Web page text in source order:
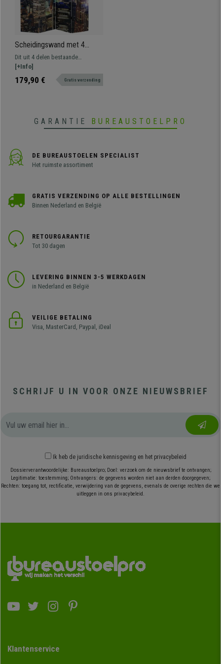
Scheidingswand met 4
panelen LED CITY,
180x160x2,5cm, Zeer
Dit uit 4 delen bestaande
kamerscherm LED CITY combineert
design en functionaliteit. Perfect
om ruimtes onder te verdelen en te
[+Info]
179,90 € Gratis verzending
GARANTIE BUREAUSTOELPRO
DE BUREAUSTOELEN SPECIALIST
Het ruimste assortiment
GRATIS VERZENDING OP ALLE BESTELLINGEN
Binnen Nederland en België
RETOURGARANTIE
Tot 30 dagen
LEVERING BINNEN 3-5 WERKDAGEN
in Nederland en België
VEILIGE BETALING
Visa, MasterCard, Paypal, iDeal
SCHRIJF U IN VOOR ONZE NIEUWSBRIEF
Ik heb de juridische kennisgeving en het privacybeleid
Dossierverantwoordelijke: Bureaustoelpro; Doel: verzoek om de nieuwsbrief te ontvangen;
Legitimatie: toestemming; Ontvangers: de gegevens worden niet aan derden doorgegeven;
Rechten: toegang tot, rectificatie, verwijdering van de gegevens, evenals de overige rechten die we
uitleggen in ons privacybeleid.
Klantenservice